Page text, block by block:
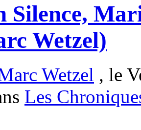
Silence,
Wetzel)
Wetzel , le
Les